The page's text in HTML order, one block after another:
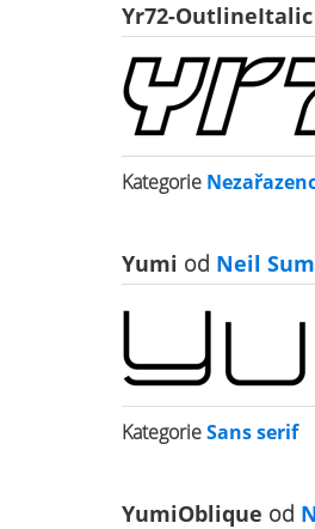
Yr72-OutlineItalic
Kategorie
Yumi od Neil
KategorieSans serif
YumiOblique od